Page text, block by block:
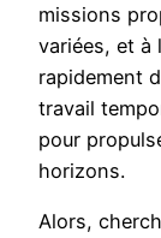
missions
variées, et à
rapidement
travail
pour
horizons.
Alors,